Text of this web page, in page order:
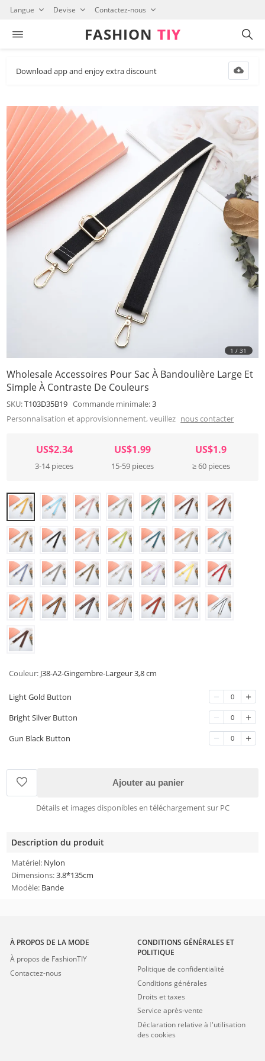
Langue Devise Contactez-nous
FASHION⁠ TIY
Download app and enjoy extra discount
1 /31
Wholesale Accessoires Pour Sac À Bandoulière Large Et
Simple À Contraste De Couleurs
SKU:T103D35B19 Commande minimale:3
Personnalisation et approvisionnement, veuillez nous contacter
US$2.34
3-14 pieces
US$1.99
15-59 pieces
US$1.9
≥ 60 pieces
Couleur: J38-A2-Gingembre-Largeur 3,8 cm
Light Gold Button 0
Bright Silver Button 0
Gun Black Button 0
Ajouter au panier
Détails et images disponibles en téléchargement sur PC
Description du produit
Matériel: Nylon
Dimensions:3.8*135cm
Modèle: Bande
À PROPOS DE LA MODE
À propos de FashionTIY
Contactez-nous
CONDITIONS GÉNÉRALES ET
POLITIQUE
Politique de confidentialité
Conditions générales
Droits et taxes
Service après-vente
Déclaration relative à l'utilisation
des cookies